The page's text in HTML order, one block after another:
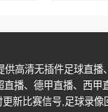
供高清无插件足球直播
播、德甲直播、西甲
新比赛信号,足球录像